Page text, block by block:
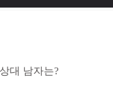
대 남자는?